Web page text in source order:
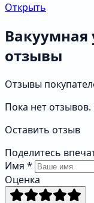
Открыть
Вакуумная
отзывы
Отзывы
Пока нет
Оставить отзыв
Поделитесь
Имя *
Оценка